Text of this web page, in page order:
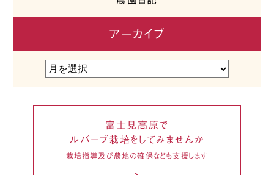
アーカイブ
富士見高原で
ルバーブ栽培をしてみませんか
栽培指導及び農地の確保なども支援します